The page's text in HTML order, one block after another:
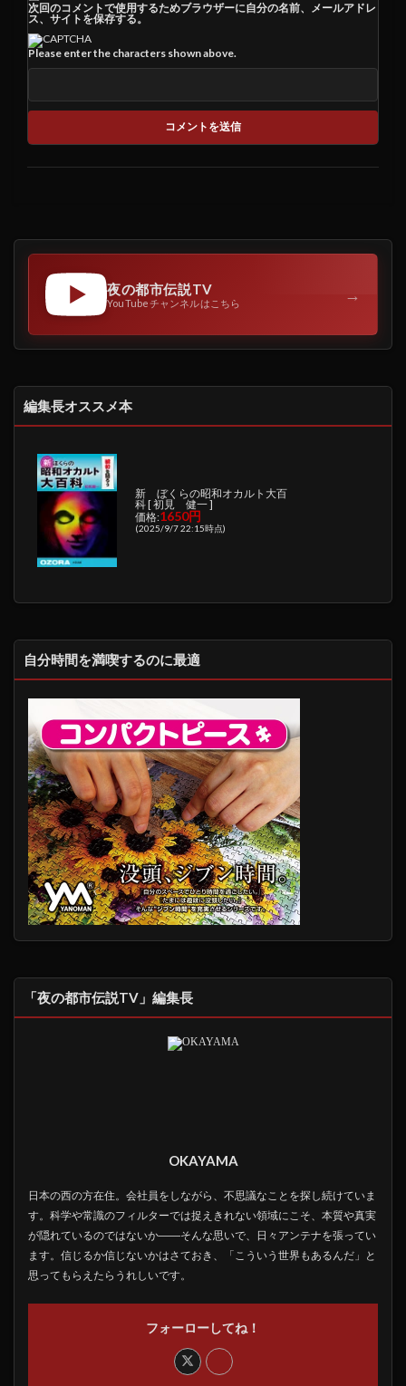
次回のコメントで使用するためブラウザーに自分の名前、メールアドレ
ス、サイトを保存する。
Please enter the characters shown above.
夜の都市伝説TV
YouTubeチャンネルはこちら →
編集長オススメ本
新 ぼくらの昭和オカルト大百
科 [ 初見 健一 ]
価格:1650円
(2025/9/7 22:15時点)
自分時間を満喫するのに最適
「夜の都市伝説TV」編集長
OKAYAMA
日本の西の方在住。会社員をしながら、不思議なことを探し続けていま
す。科学や常識のフィルターでは捉えきれない領域にこそ、本質や真実
が隠れているのではないか――そんな思いで、日々アンテナを張ってい
ます。信じるか信じないかはさておき、「こういう世界もあるんだ」と
思ってもらえたらうれしいです。
フォーローしてね！